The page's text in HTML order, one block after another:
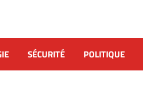
SÉCURITÉ POLITIQUE